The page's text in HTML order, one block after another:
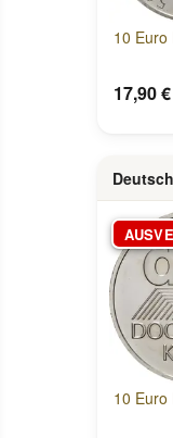
10
17,90 €
10 Euro